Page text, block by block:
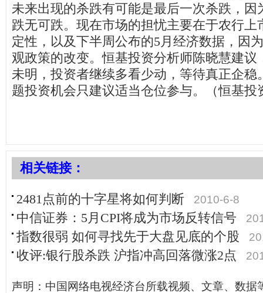
未来出现的杀跌有可能是最后一次杀跌，因
跌无可跌。现在市场的担忧主要在于农行上
定性，以及下半周公布的5月经济数据，因
观政策的改变。恒基投资分析师陈晓慧建议
未明，投资者继续多看少动，等待真正企稳
题投资机会只建议适当仓位参与。（恒基投
相关链接：
2481点前的十字星将如何判断 2010-6-8
中信证券：5月CPI将成为市场反转信号
指数很弱 如何寻找先于大盘见底的个股
收评:银行股杀跌 沪指冲高回落微涨2点
声明：中国网络电视经济台所载视频、文章、数据